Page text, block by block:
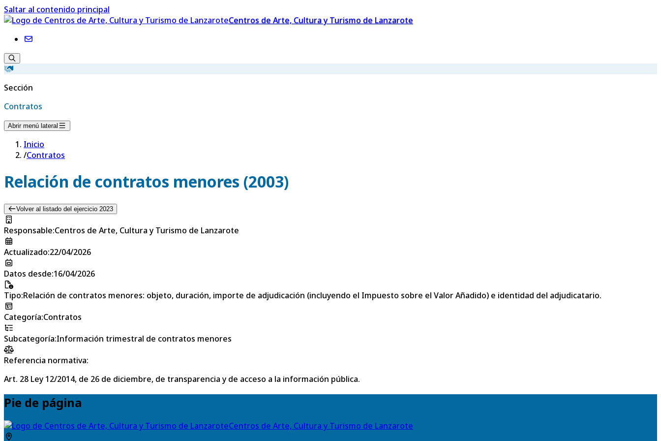
Saltar al contenido principal
Centros de Arte, Cultura y Turismo de Lanzarote
Sección
Contratos
Abrir menú lateral
Inicio
/Contratos
Relación de contratos menores (2003)
Volver al listado del ejercicio 2023
Responsable:Centros de Arte, Cultura y Turismo de Lanzarote
Actualizado:22/04/2026
Datos desde:16/04/2026
Tipo:Relación de contratos menores: objeto, duración, importe de adjudicación (incluyendo el Impuesto sobre el Valor Añadido) e identidad del adjudicatario.
Categoría:Contratos
Subcategoría:Información trimestral de contratos menores
Referencia normativa:
Art. 28 Ley 12/2014, de 26 de diciembre, de transparencia y de acceso a la información pública.
Pie de página
Centros de Arte, Cultura y Turismo de Lanzarote